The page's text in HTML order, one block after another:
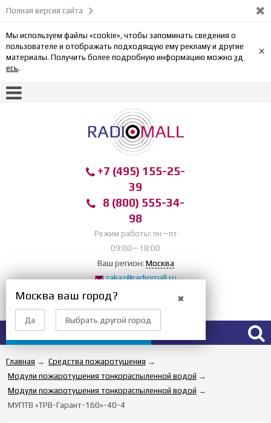
Полная версия сайта
Мы используем файлы «cookie», чтобы запоминать сведения о
пользователе и отображать подходящую ему рекламу и другие
материалы. Получить более подробную информацию можно зд
есь.
×
+7 (495) 155-25-
39
8 (800) 555-34-
98
Режим работы: пн—пт
09:00—18:00
Ваш регион: Москва
✖
Москва ваш город?
Да Выбрать другой город
zakaz@radiomall.ru
Прием заказов 24 часа
Вход Регистрация
Каталог товаров
Главная → Средства пожаротушения →
Модули пожаротушения тонкораспыленной водой →
Модули пожаротушения тонкораспыленной водой →
МУПТВ «ТРВ-Гарант-160»-40-4